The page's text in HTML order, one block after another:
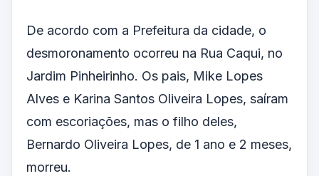
De acordo com a Prefeitura da cidade, o
desmoronamento ocorreu na Rua Caqui, no
Jardim Pinheirinho. Os pais, Mike Lopes
Alves e Karina Santos Oliveira Lopes, saíram
com escoriações, mas o filho deles,
Bernardo Oliveira Lopes, de 1 ano e 2 meses,
morreu.